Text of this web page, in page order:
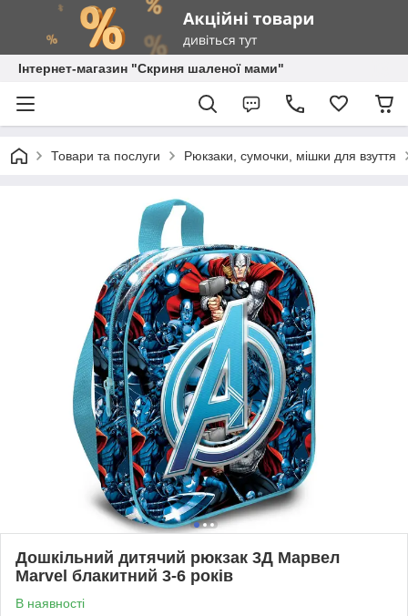
Інтернет-магазин "Скриня шаленої мами"
Товари та послуги Рюкзаки, сумочки, мішки для взуття
Дошкільний дитячий рюкзак 3Д Марвел
Marvel блакитний 3-6 років
В наявності